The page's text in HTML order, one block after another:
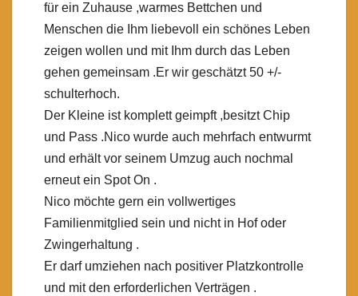
für ein Zuhause ,warmes Bettchen und
Menschen die Ihm liebevoll ein schönes Leben
zeigen wollen und mit Ihm durch das Leben
gehen gemeinsam .Er wir geschätzt 50 +/-
schulterhoch.
Der Kleine ist komplett geimpft ,besitzt Chip
und Pass .Nico wurde auch mehrfach entwurmt
und erhält vor seinem Umzug auch nochmal
erneut ein Spot On .
Nico möchte gern ein vollwertiges
Familienmitglied sein und nicht in Hof oder
Zwingerhaltung .
Er darf umziehen nach positiver Platzkontrolle
und mit den erforderlichen Verträgen .